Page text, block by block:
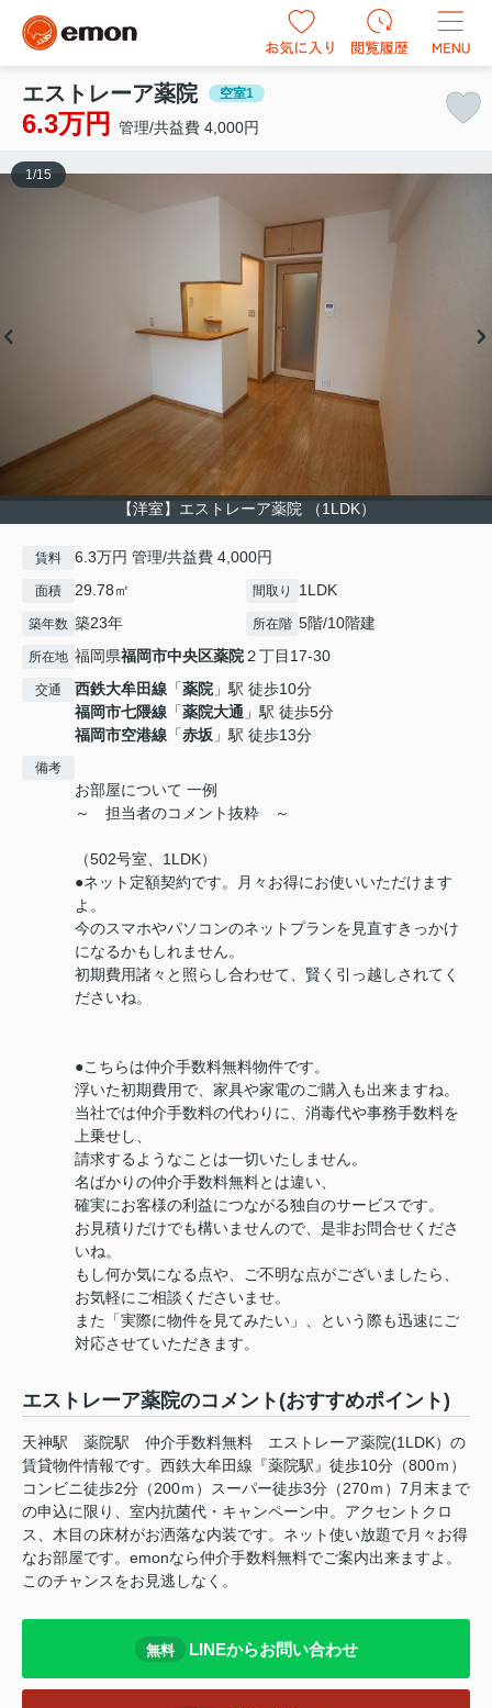
エストレーア薬院 空室1
6.3万円 管理/共益費 4,000円
【洋室】エストレーア薬院 （1LDK）
1 /15
賃料 6.3万円 管理/共益費 4,000円
面積 29.78㎡ 間取り 1LDK
築年数 築23年 所在階 5階/10階建
所在地 福岡県福岡市中央区薬院２丁目17-30
交通 西鉄大牟田線 「薬院 」駅 徒歩10分
福岡市七隈線 「薬院大通 」駅 徒歩5分
福岡市空港線 「赤坂 」駅 徒歩13分
備考
お部屋について 一例
～ 担当者のコメント抜粋 ～
（502号室、1LDK）
●ネット定額契約です。月々お得にお使いいただけます
よ。
今のスマホやパソコンのネットプランを見直すきっかけ
になるかもしれません。
初期費用諸々と照らし合わせて、賢く引っ越しされてく
ださいね。
●こちらは仲介手数料無料物件です。
浮いた初期費用で、家具や家電のご購入も出来ますね。
当社では仲介手数料の代わりに、消毒代や事務手数料を
上乗せし、
請求するようなことは一切いたしません。
名ばかりの仲介手数料無料とは違い、
確実にお客様の利益につながる独自のサービスです。
お見積りだけでも構いませんので、是非お問合せくださ
いね。
もし何か気になる点や、ご不明な点がございましたら、
お気軽にご相談くださいませ。
また「実際に物件を見てみたい」、という際も迅速にご
対応させていただきます。
エストレーア薬院のコメント(おすすめポイント)
天神駅 薬院駅 仲介手数料無料 エストレーア薬院(1LDK）の
賃貸物件情報です。西鉄大牟田線『薬院駅』徒歩10分（800ｍ）
コンビニ徒歩2分（200ｍ）スーパー徒歩3分（270ｍ）7月末まで
の申込に限り、室内抗菌代・キャンペーン中。アクセントクロ
ス、木目の床材がお洒落な内装です。ネット使い放題で月々お得
なお部屋です。emonなら仲介手数料無料でご案内出来ますよ。
このチャンスをお見逃しなく。
無料 LINEからお問い合わせ